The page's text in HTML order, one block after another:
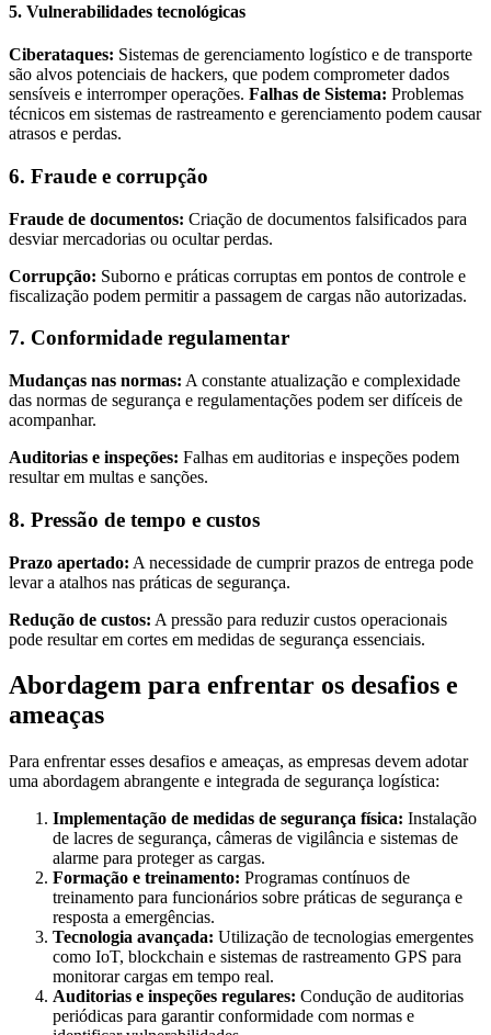
5. Vulnerabilidades tecnológicas
Ciberataques: Sistemas de gerenciamento logístico e de transporte
são alvos potenciais de hackers, que podem comprometer dados
sensíveis e interromper operações. Falhas de Sistema: Problemas
técnicos em sistemas de rastreamento e gerenciamento podem causar
atrasos e perdas.
6. Fraude e corrupção
Fraude de documentos: Criação de documentos falsificados para
desviar mercadorias ou ocultar perdas.
Corrupção: Suborno e práticas corruptas em pontos de controle e
fiscalização podem permitir a passagem de cargas não autorizadas.
7. Conformidade regulamentar
Mudanças nas normas: A constante atualização e complexidade
das normas de segurança e regulamentações podem ser difíceis de
acompanhar.
Auditorias e inspeções: Falhas em auditorias e inspeções podem
resultar em multas e sanções.
8. Pressão de tempo e custos
Prazo apertado: A necessidade de cumprir prazos de entrega pode
levar a atalhos nas práticas de segurança.
Redução de custos: A pressão para reduzir custos operacionais
pode resultar em cortes em medidas de segurança essenciais.
Abordagem para enfrentar os desafios e
ameaças
Para enfrentar esses desafios e ameaças, as empresas devem adotar
uma abordagem abrangente e integrada de segurança logística:
Implementação de medidas de segurança física: Instalação
de lacres de segurança, câmeras de vigilância e sistemas de
alarme para proteger as cargas.
Formação e treinamento: Programas contínuos de
treinamento para funcionários sobre práticas de segurança e
resposta a emergências.
Tecnologia avançada: Utilização de tecnologias emergentes
como IoT, blockchain e sistemas de rastreamento GPS para
monitorar cargas em tempo real.
Auditorias e inspeções regulares: Condução de auditorias
periódicas para garantir conformidade com normas e